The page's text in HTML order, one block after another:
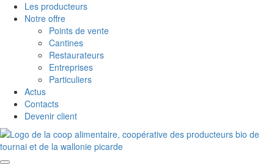
Les producteurs
Notre offre
Points de vente
Cantines
Restaurateurs
Entreprises
Particuliers
Actus
Contacts
Devenir client